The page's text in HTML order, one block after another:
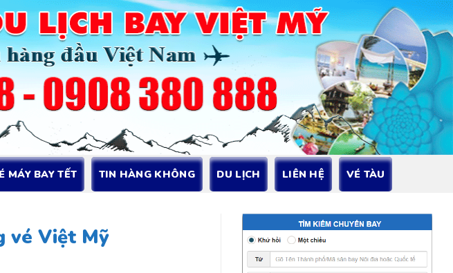
MÁY BAY TẾT TIN HÀNG KHÔNG DU LỊCH LIÊN HỆ VÉ TÀU
vé Việt Mỹ